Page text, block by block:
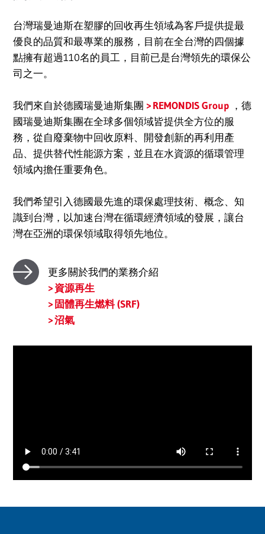
台灣瑞曼迪斯在塑膠的回收再生領域為客戶提供提最
優良的品質和最專業的服務，目前在全台灣的四個據
點擁有超過110名的員工，目前已是台灣領先的環保公
司之一。
我們來自於德國瑞曼迪斯集團 REMONDIS Group，德
國瑞曼迪斯集團在全球多個領域皆提供全方位的服
務，從自廢棄物中回收原料、開發創新的再利用產
品、提供替代性能源方案，並且在⽔資源的循環管理
領域內擔任重要角色。
我們希望引入德國最先進的環保處理技術、概念、知
識到台灣，以加速台灣在循環經濟領域的發展，讓台
灣在亞洲的環保領域取得領先地位。
更多關於我們的業務介紹
資源再生
固體再生燃料 (SRF)
沼氣